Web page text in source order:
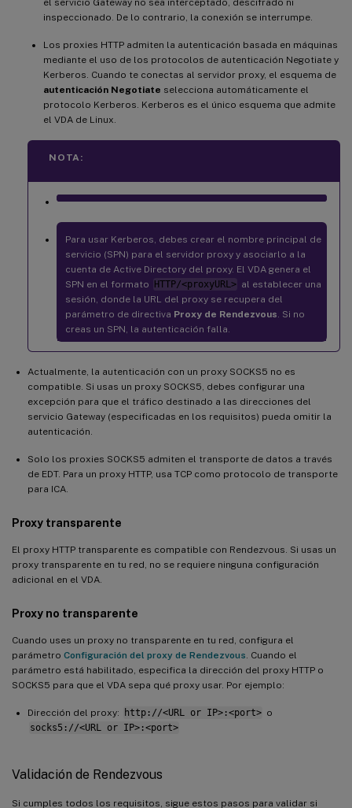
inspeccionado. De lo contrario, la conexión se interrumpe.
Los proxies HTTP admiten la autenticación basada en máquinas
mediante el uso de los protocolos de autenticación Negotiate y
Kerberos. Cuando te conectas al servidor proxy, el esquema de
autenticación Negotiate selecciona automáticamente el
protocolo Kerberos. Kerberos es el único esquema que admite
el VDA de Linux.
NOTA:
Para usar Kerberos, debes crear el nombre principal de
servicio (SPN) para el servidor proxy y asociarlo a la
cuenta de Active Directory del proxy. El VDA genera el
SPN en el formato HTTP/<proxyURL> al establecer una
sesión, donde la URL del proxy se recupera del
parámetro de directiva Proxy de Rendezvous . Si no
creas un SPN, la autenticación falla.
Actualmente, la autenticación con un proxy SOCKS5 no es
compatible. Si usas un proxy SOCKS5, debes configurar una
excepción para que el tráfico destinado a las direcciones del
servicio Gateway (especificadas en los requisitos) pueda omitir la
autenticación.
Solo los proxies SOCKS5 admiten el transporte de datos a través
de EDT. Para un proxy HTTP, usa TCP como protocolo de transporte
para ICA.
Proxy transparente
El proxy HTTP transparente es compatible con Rendezvous. Si usas un
proxy transparente en tu red, no se requiere ninguna configuración
adicional en el VDA.
Proxy no transparente
Cuando uses un proxy no transparente en tu red, configura el
parámetro Configuración del proxy de Rendezvous . Cuando el
parámetro está habilitado, especifica la dirección del proxy HTTP o
SOCKS5 para que el VDA sepa qué proxy usar. Por ejemplo:
Dirección del proxy: http://<URL or IP>:<port> o
socks5://<URL or IP>:<port>
Validación de Rendezvous
Si cumples todos los requisitos, sigue estos pasos para validar si